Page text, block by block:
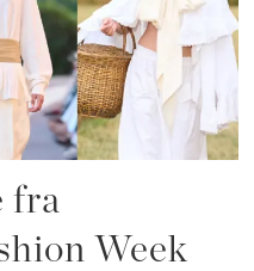
fra
Week